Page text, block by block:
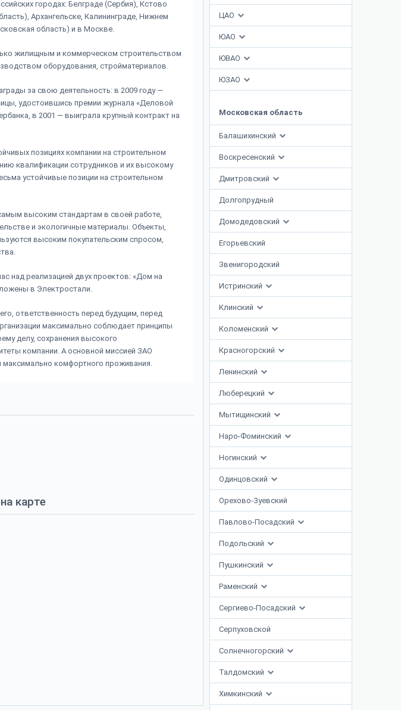
ЦАО
ЮАО
ЮВАО
ЮЗАО
Московская область
Балашихинский
Воскресенский
Дмитровский
Долгопрудный
Домодедовский
Егорьевский
Звенигородский
Истринский
Клинский
Коломенский
Красногорский
Ленинский
Люберецкий
Мытищинский
Наро-Фоминский
Ногинский
Одинцовский
Орехово-Зуевский
Павлово-Посадский
Подольский
Пушкинский
Раменский
Сергиево-Посадский
Серпуховской
Солнечногорский
Талдомский
Химкинский
городах: Белграде (Сербия), Кстово
Архангельске, Калининграде, Нижнем
область) и в Москве.
жилищным и коммерческом строительством
оборудования, стройматериалов.
за свою деятельность: в 2009 году —
удостоившись премии журнала «Деловой
в 2001 — выиграла крупный контракт на
позициях компании на строительном
квалификации сотрудников и их высокому
устойчивые позиции на строительном
высоким стандартам в своей работе,
и экологичные материалы. Объекты,
высоким покупательским спросом,
над реализацией двух проектов: «Дом на
в Электростали.
ответственность перед будущим, перед
максимально соблюдает принципы
делу, сохранения высокого
компании. А основной миссией ЗАО
максимально комфортного проживания.
карте